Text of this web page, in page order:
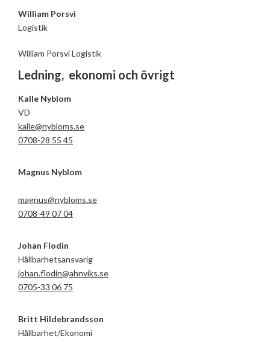
William Porsvi
Logistik
William Porsvi Logistik
Ledning, ekonomi och övrigt
Kalle Nyblom
VD
kalle@nybloms.se
0708-28 55 45
Magnus Nyblom
magnus@nybloms.se
0708-49 07 04
Johan Flodin
Hållbarhetsansvarig
johan.flodin@ahnviks.se
0705-33 06 75
Britt Hildebrandsson
Hållbarhet/Ekonomi